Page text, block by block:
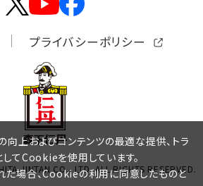
プライバシーポリシー
JINTAN CO., LTD. ALL RIGHTS RESERVED.
向上およびコンテンツの最適な提供、トラ
てCookieを使用しています。
た場合、Cookieの利用に同意したものと